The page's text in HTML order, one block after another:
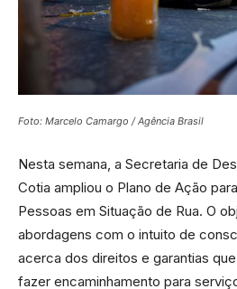
Foto: Marcelo Camargo / Agência Brasil
Nesta semana, a Secretaria de
Cotia ampliou o Plano de Ação
Pessoas em Situação de Rua. O
abordagens com o intuito de
acerca dos direitos e garantias
fazer encaminhamento para